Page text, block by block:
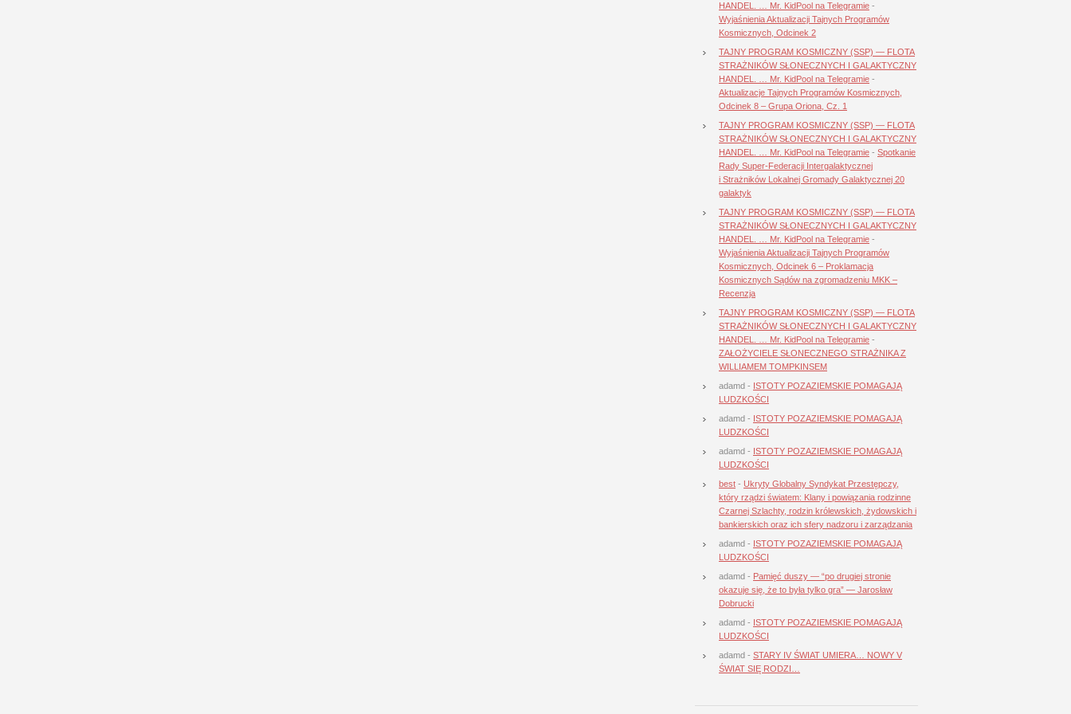
HANDEL. … Mr. KidPool na Telegramie -
Wyjaśnienia Aktualizacji Tajnych Programów
Kosmicznych, Odcinek 2
TAJNY PROGRAM KOSMICZNY (SSP) — FLOTA
STRAŻNIKÓW SŁONECZNYCH I GALAKTYCZNY
HANDEL. … Mr. KidPool na Telegramie -
Aktualizacje Tajnych Programów Kosmicznych,
Odcinek 8 – Grupa Oriona, Cz. 1
TAJNY PROGRAM KOSMICZNY (SSP) — FLOTA
STRAŻNIKÓW SŁONECZNYCH I GALAKTYCZNY
HANDEL. … Mr. KidPool na Telegramie - Spotkanie
Rady Super-Federacji Intergalaktycznej
i Strażników Lokalnej Gromady Galaktycznej 20
galaktyk
TAJNY PROGRAM KOSMICZNY (SSP) — FLOTA
STRAŻNIKÓW SŁONECZNYCH I GALAKTYCZNY
HANDEL. … Mr. KidPool na Telegramie -
Wyjaśnienia Aktualizacji Tajnych Programów
Kosmicznych, Odcinek 6 – Proklamacja
Kosmicznych Sądów na zgromadzeniu MKK –
Recenzja
TAJNY PROGRAM KOSMICZNY (SSP) — FLOTA
STRAŻNIKÓW SŁONECZNYCH I GALAKTYCZNY
HANDEL. … Mr. KidPool na Telegramie -
ZAŁOŻYCIELE SŁONECZNEGO STRAŻNIKA Z
WILLIAMEM TOMPKINSEM
adamd - ISTOTY POZAZIEMSKIE POMAGAJĄ
LUDZKOŚCI
adamd - ISTOTY POZAZIEMSKIE POMAGAJĄ
LUDZKOŚCI
adamd - ISTOTY POZAZIEMSKIE POMAGAJĄ
LUDZKOŚCI
best - Ukryty Globalny Syndykat Przestępczy,
który rządzi światem: Klany i powiązania rodzinne
Czarnej Szlachty, rodzin królewskich, żydowskich i
bankierskich oraz ich sfery nadzoru i zarządzania
adamd - ISTOTY POZAZIEMSKIE POMAGAJĄ
LUDZKOŚCI
adamd - Pamięć duszy — “po drugiej stronie
okazuje się, że to była tylko gra” — Jarosław
Dobrucki
adamd - ISTOTY POZAZIEMSKIE POMAGAJĄ
LUDZKOŚCI
adamd - STARY IV ŚWIAT UMIERA… NOWY V
ŚWIAT SIĘ RODZI…